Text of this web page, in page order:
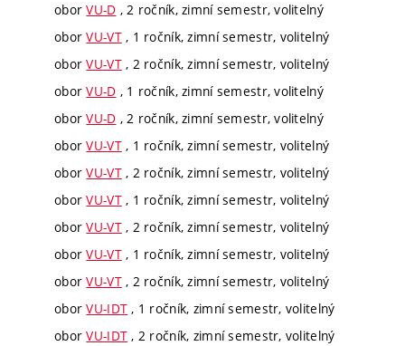
oborVU-D , 2 ročník, zimní semestr, volitelný
oborVU-VT, 1 ročník, zimní semestr, volitelný
oborVU-VT, 2 ročník, zimní semestr, volitelný
oborVU-D , 1 ročník, zimní semestr, volitelný
oborVU-D , 2 ročník, zimní semestr, volitelný
oborVU-VT, 1 ročník, zimní semestr, volitelný
oborVU-VT, 2 ročník, zimní semestr, volitelný
oborVU-VT, 1 ročník, zimní semestr, volitelný
oborVU-VT, 2 ročník, zimní semestr, volitelný
oborVU-VT, 1 ročník, zimní semestr, volitelný
oborVU-VT, 2 ročník, zimní semestr, volitelný
oborVU-IDT , 1 ročník, zimní semestr, volitelný
oborVU-IDT , 2 ročník, zimní semestr, volitelný